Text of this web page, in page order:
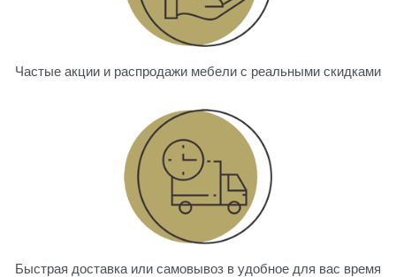
Частые акции и распродажи мебели с реальными скидками
Быстрая доставка или самовывоз в удобное для вас время